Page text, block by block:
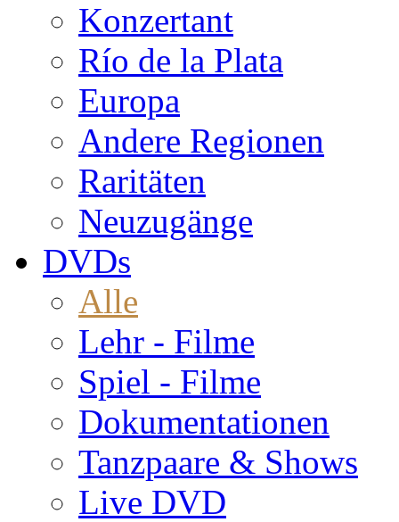
Konzertant
Río de la Plata
Europa
Andere Regionen
Raritäten
Neuzugänge
DVDs
Alle
Lehr - Filme
Spiel - Filme
Dokumentationen
Tanzpaare & Shows
Live DVD